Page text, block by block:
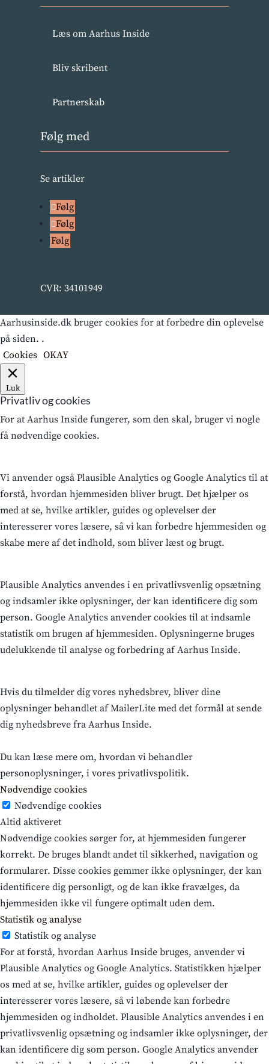
Læs om Aarhus Inside
Bliv skribent
Partnerskab
Følg med
Se artikler
Følg
Følg
Følg
CVR: 34101949
Aarhusinside.dk bruger cookies for at forbedre din oplevelse
på siden. .
Cookies OKAY
Luk
Privatliv og cookies
For at Aarhus Inside fungerer, som den skal, bruger vi nogle
få nødvendige cookies.
Vi anvender også Plausible Analytics og Google Analytics til at
forstå, hvordan hjemmesiden bliver brugt. Det hjælper os
med at se, hvilke artikler, guides og oplevelser der
interesserer vores læsere, så vi kan forbedre hjemmesiden og
skabe mere af det indhold, som bliver læst og brugt.
Plausible Analytics anvendes i en privatlivsvenlig opsætning
og indsamler ikke oplysninger, der kan identificere dig som
person. Google Analytics anvender cookies til at indsamle
statistik om brugen af hjemmesiden. Oplysningerne bruges
udelukkende til analyse og forbedring af Aarhus Inside.
Hvis du tilmelder dig vores nyhedsbrev, bliver dine
oplysninger behandlet af MailerLite med det formål at sende
dig nyhedsbreve fra Aarhus Inside.
Du kan læse mere om, hvordan vi behandler
personoplysninger, i vores privatlivspolitik.
Nødvendige cookies
Nødvendige cookies
Altid aktiveret
Nødvendige cookies sørger for, at hjemmesiden fungerer
korrekt. De bruges blandt andet til sikkerhed, navigation og
formularer. Disse cookies gemmer ikke oplysninger, der kan
identificere dig personligt, og de kan ikke fravælges, da
hjemmesiden ikke vil fungere optimalt uden dem.
Statistik og analyse
Statistik og analyse
For at forstå, hvordan Aarhus Inside bruges, anvender vi
Plausible Analytics og Google Analytics. Statistikken hjælper
os med at se, hvilke artikler, guides og oplevelser der
interesserer vores læsere, så vi løbende kan forbedre
hjemmesiden og indholdet. Plausible Analytics anvendes i en
privatlivsvenlig opsætning og indsamler ikke oplysninger, der
kan identificere dig som person. Google Analytics anvender